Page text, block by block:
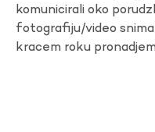
komunicirali oko
fotografiju/video
kracem roku